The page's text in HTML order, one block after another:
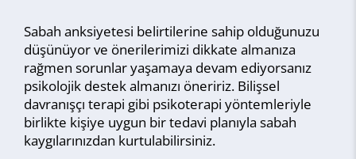
Sabah anksiyetesi belirtilerine sahip olduğunuzu
düşünüyor ve önerilerimizi dikkate almanıza
rağmen sorunlar yaşamaya devam ediyorsanız
psikolojik destek almanızı öneririz. Bilişsel
davranışçı terapi gibi psikoterapi yöntemleriyle
birlikte kişiye uygun bir tedavi planıyla sabah
kaygılarınızdan kurtulabilirsiniz.